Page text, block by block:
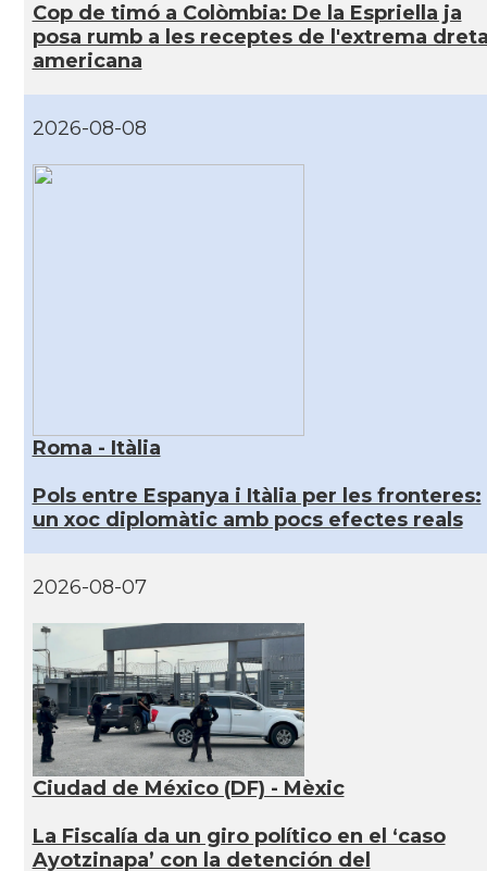
Cop de timó a Colòmbia: De la Espriella ja
posa rumb a les receptes de l'extrema
americana
2026-08-08
Roma - Itàlia
Pols entre Espanya i Itàlia per les fronteres:
un xoc diplomàtic amb pocs efectes reals
2026-08-07
Ciudad de México (DF) - Mèxic
La Fiscalía da un giro político en el ‘caso
Ayotzinapa’ con la detención del